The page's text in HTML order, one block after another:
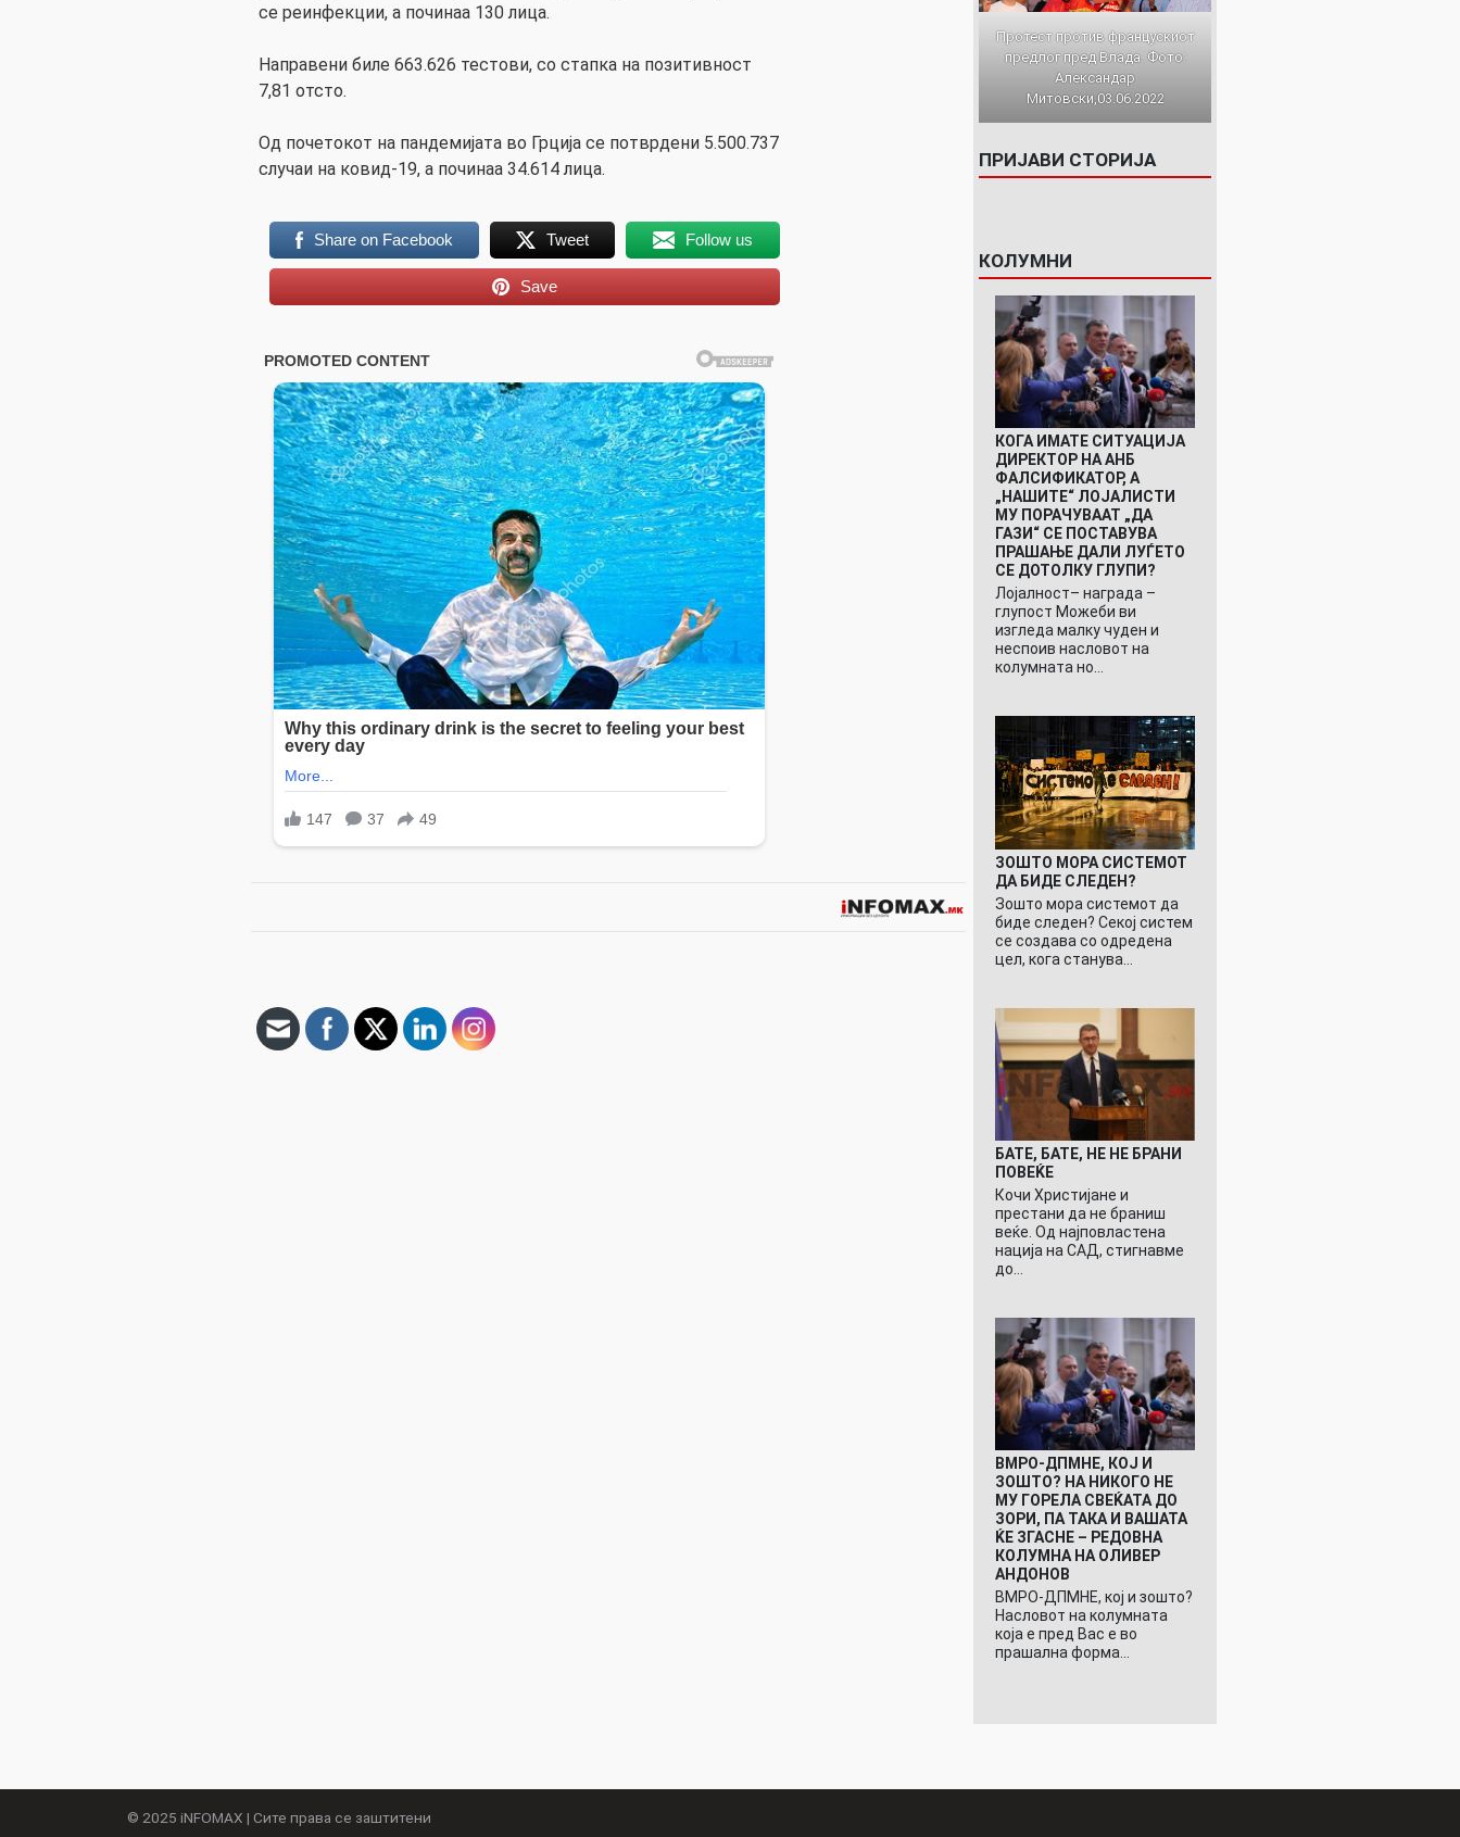
се реинфекции, а починаа 130 лица.
Направени биле 663.626 тестови, со стапка на позитивност
7,81 отсто.
Од почетокот на пандемијата во Грција се потврдени 5.500.737
случаи на ковид-19, а починаа 34.614 лица.
Share on Facebook Tweet Follow us
Save
Протест против францускиот
предлог пред Влада. Фото:
Александар
Митовски,03.06.2022
ПРИЈАВИ СТОРИЈА
КОЛУМНИ
КОГА ИМАТЕ СИТУАЦИЈА
ДИРЕКТОР НА АНБ
ФАЛСИФИКАТОР, А
„НАШИТЕ“ ЛОЈАЛИСТИ
МУ ПОРАЧУВААТ „ДА
ГАЗИ“ СЕ ПОСТАВУВА
ПРАШАЊЕ ДАЛИ ЛУЃЕТО
СЕ ДОТОЛКУ ГЛУПИ?
Лојалност– награда –
глупост Можеби ви
изгледа малку чуден и
неспоив насловот на
колумната но…
ЗОШТО МОРА СИСТЕМОТ
ДА БИДЕ СЛЕДЕН?
Зошто мора системот да
биде следен? Секој систем
се создава со одредена
цел, кога станува…
БАТЕ, БАТЕ, НЕ НЕ БРАНИ
ПОВЕЌЕ
Кочи Христијане и
престани да не браниш
веќе. Од најповластена
нација на САД, стигнавме
до…
ВМРО-ДПМНЕ, КОЈ И
ЗОШТО? НА НИКОГО НЕ
МУ ГОРЕЛА СВЕЌАТА ДО
ЗОРИ, ПА ТАКА И ВАШАТА
ЌЕ ЗГАСНЕ – РЕДОВНА
КОЛУМНА НА ОЛИВЕР
АНДОНОВ
ВМРО-ДПМНЕ, кој и зошто?
Насловот на колумната
која е пред Вас е во
прашална форма…
© 2025 iNFOMAX | Сите права се заштитени